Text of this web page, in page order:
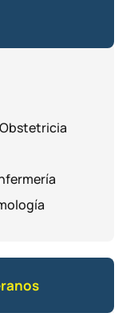
Obstetricia